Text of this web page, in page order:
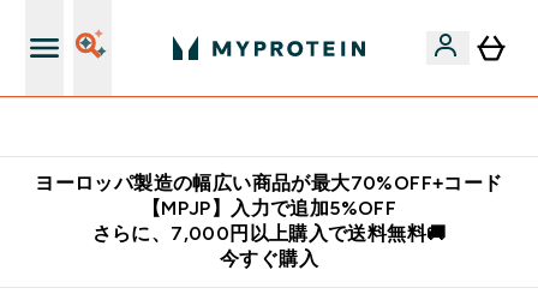
ヨーロッパ製造の幅広い商品が最大70%OFF+コード
【MPJP】入力で追加5%OFF
さらに、7,000円以上購入で送料無料🚚
今すぐ購入